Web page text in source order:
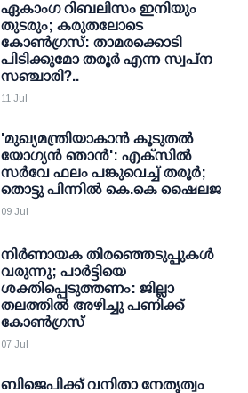
ഏകാംഗ റിബലിസം ഇനിയും
തുടരും; കരുതലോടെ
കോണ്‍ഗ്രസ്: താമരക്കൊടി
പിടിക്കുമോ തരൂര്‍ എന്ന സ്വപ്‌ന
സഞ്ചാരി?..
11 Jul
'മുഖ്യമന്ത്രിയാകാന്‍ കൂടുതല്‍
യോഗ്യന്‍ ഞാന്‍': എക്‌സില്‍
സര്‍വേ ഫലം പങ്കുവെച്ച് തരൂര്‍;
തൊട്ടു പിന്നില്‍ കെ.കെ ഷൈലജ
09 Jul
നിര്‍ണായക തിരഞ്ഞെടുപ്പുകള്‍
വരുന്നു; പാര്‍ട്ടിയെ
ശക്തിപ്പെടുത്തണം: ജില്ലാ
തലത്തില്‍ അഴിച്ചു പണിക്ക്
കോണ്‍ഗ്രസ്
07 Jul
ബിജെപിക്ക് വനിതാ നേതൃത്വം